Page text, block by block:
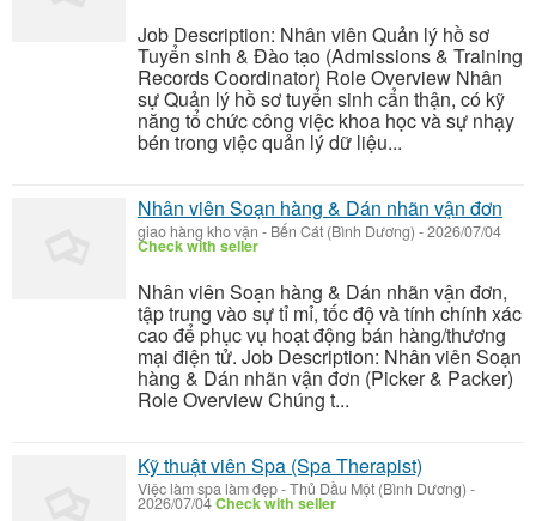
Job Description: Nhân viên Quản lý hồ sơ
Tuyển sinh & Đào tạo (Admissions & Training
Records Coordinator) Role Overview Nhân
sự Quản lý hồ sơ tuyển sinh cẩn thận, có kỹ
năng tổ chức công việc khoa học và sự nhạy
bén trong việc quản lý dữ liệu...
Nhân viên Soạn hàng & Dán nhãn vận đơn
giao hàng kho vận - Bến Cát (Bình Dương) -2026/07/04
Check with seller
Nhân viên Soạn hàng & Dán nhãn vận đơn,
tập trung vào sự tỉ mỉ, tốc độ và tính chính xác
cao để phục vụ hoạt động bán hàng/thương
mại điện tử. Job Description: Nhân viên Soạn
hàng & Dán nhãn vận đơn (Picker & Packer)
Role Overview Chúng t...
Kỹ thuật viên Spa (Spa Therapist)
Việc làm spa làm đẹp-Thủ Dầu Một (Bình Dương) -
2026/07/04Check with seller